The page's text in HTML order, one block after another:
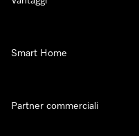
Smart Home
Partner commerciali